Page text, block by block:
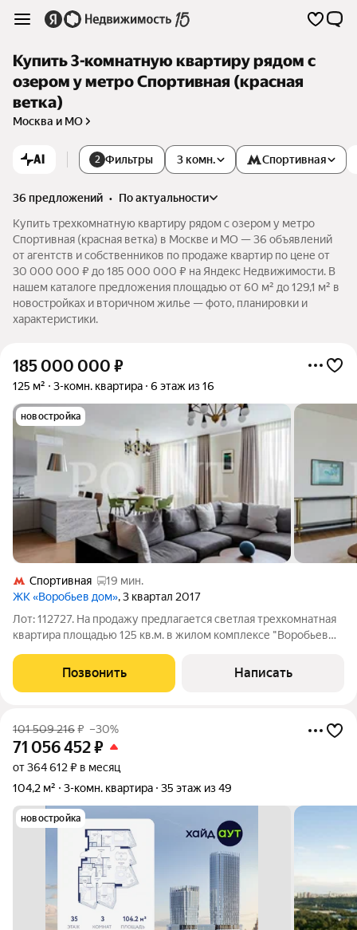
Купить 3-комнатную квартиру рядом с
озером у метро Спортивная (красная
ветка)
Москва и МО
AI 2 Фильтры 3 комн. Спортивная
36 предложений •
по актуальности
Купить трехкомнатную квартиру рядом с озером у метро
Спортивная (красная ветка) в Москве и МО — 36 объявлений
от агентств и собственников по продаже квартир по цене от
30 000 000 ₽ до 185 000 000 ₽ на Яндекс Недвижимости. В
нашем каталоге предложения площадью от 60 м² до 129,1 м² в
новостройках и вторичном жилье — фото, планировки и
характеристики.
185 000 000 ₽
125 м² 3-комн. квартира 6 этаж из 16
новостройка
Спортивная
19 мин.
ЖК «Воробьев дом», 3 квартал 2017
Лот: 112727. На продажу предлагается светлая трехкомнатная
квартира площадью 125 кв.м. в жилом комплексе "Воробьев
спальни, одна из которых со своей гардеробной и санузлом,
гардеробная, совмещенный
Позвонить Написать
101 509 216₽ –30%
71 056 452₽
от 364 612 ₽ в месяц
104,2 м²
3-комн. квартира 35 этаж из 49
новостройка